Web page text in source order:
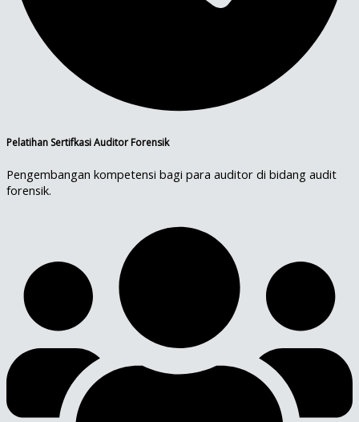
Pelatihan Sertifkasi Auditor Forensik
Pengembangan kompetensi bagi para auditor di bidang audit
forensik.